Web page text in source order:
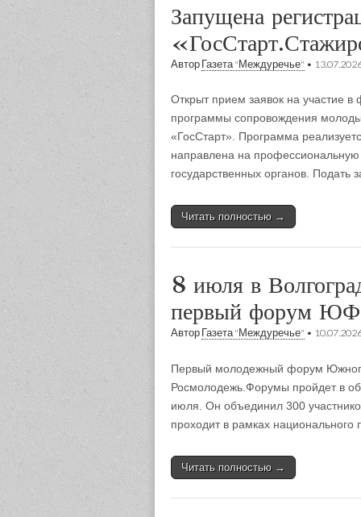
Запущена
Автор Газета "Междуречье" •
Открыт прием заявок на участие в
программы сопровождения
«ГосСтарт». Программа
направлена на
государственных органов. Подать
Читать полностью →
8 июля в
первый форум
Автор Газета "Междуречье" •
Первый молодежный форум
Росмолодежь.Форумы пройдет в
июля. Он объединил 300
проходит в рамках
Читать полностью →